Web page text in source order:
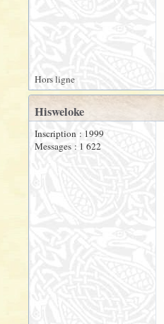
Hors ligne
Hisweloke
Inscription : 1999
Messages : 1 622